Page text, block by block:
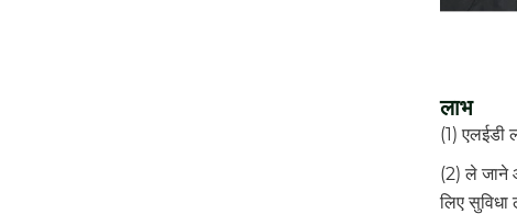
लाभ
(1) एलईडी
(2) ले जाने
लिए सुविधा